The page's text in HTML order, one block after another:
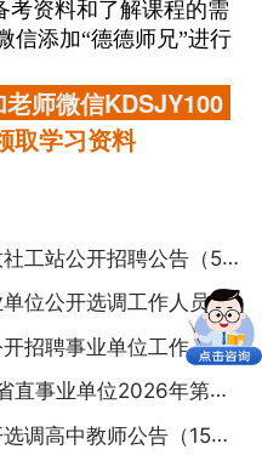
考资料和了解课程的需
信添加“德德师兄”进行
师微信KDSJY100
学习资料
站公开招聘公告（5名）
选调工作人员公告（51名）
业单位工作人员面试公告
第二次公开招聘面试有关事项的公告
高中教师公告（15名）